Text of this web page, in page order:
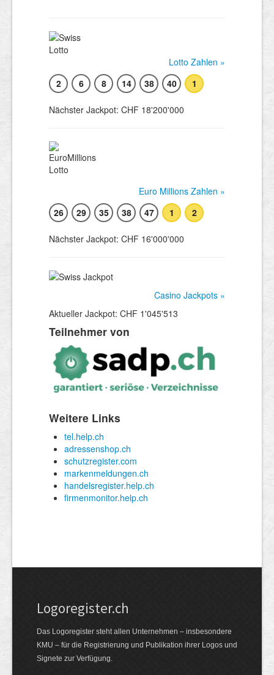
Logoregister.ch
Das Logoregister steht allen Unternehmen – insbesondere
KMU – für die Registrierung und Publikation ihrer Logos und
Signete zur Verfügung.